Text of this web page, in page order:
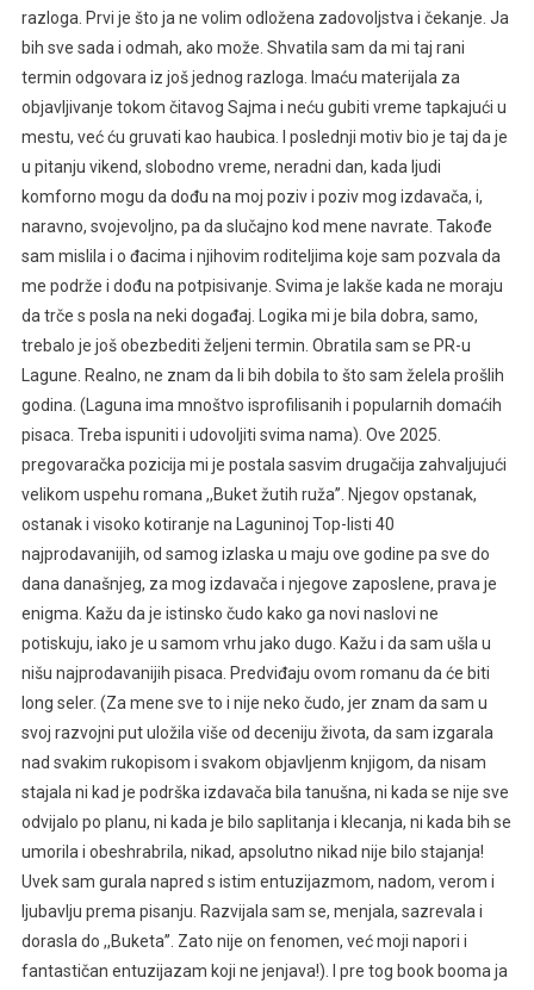
razloga. Prvi je što ja ne volim odložena zadovoljstva i čekanje. Ja
bih sve sada i odmah, ako može. Shvatila sam da mi taj rani
termin odgovara iz još jednog razloga. Imaću materijala za
objavljivanje tokom čitavog Sajma i neću gubiti vreme tapkajući u
mestu, već ću gruvati kao haubica. I poslednji motiv bio je taj da je
u pitanju vikend, slobodno vreme, neradni dan, kada ljudi
komforno mogu da dođu na moj poziv i poziv mog izdavača, i,
naravno, svojevoljno, pa da slučajno kod mene navrate. Takođe
sam mislila i o đacima i njihovim roditeljima koje sam pozvala da
me podrže i dođu na potpisivanje. Svima je lakše kada ne moraju
da trče s posla na neki događaj. Logika mi je bila dobra, samo,
trebalo je još obezbediti željeni termin. Obratila sam se PR-u
Lagune. Realno, ne znam da li bih dobila to što sam želela prošlih
godina. (Laguna ima mnoštvo isprofilisanih i popularnih domaćih
pisaca. Treba ispuniti i udovoljiti svima nama). Ove 2025.
pregovaračka pozicija mi je postala sasvim drugačija zahvaljujući
velikom uspehu romana ,,Buket žutih ruža’’. Njegov opstanak,
ostanak i visoko kotiranje na Laguninoj Top-listi 40
najprodavanijih, od samog izlaska u maju ove godine pa sve do
dana današnjeg, za mog izdavača i njegove zaposlene, prava je
enigma. Kažu da je istinsko čudo kako ga novi naslovi ne
potiskuju, iako je u samom vrhu jako dugo. Kažu i da sam ušla u
nišu najprodavanijih pisaca. Predviđaju ovom romanu da će biti
long seler. (Za mene sve to i nije neko čudo, jer znam da sam u
svoj razvojni put uložila više od deceniju života, da sam izgarala
nad svakim rukopisom i svakom objavljenm knjigom, da nisam
stajala ni kad je podrška izdavača bila tanušna, ni kada se nije sve
odvijalo po planu, ni kada je bilo saplitanja i klecanja, ni kada bih se
umorila i obeshrabrila, nikad, apsolutno nikad nije bilo stajanja!
Uvek sam gurala napred s istim entuzijazmom, nadom, verom i
ljubavlju prema pisanju. Razvijala sam se, menjala, sazrevala i
dorasla do ,,Buketa’’. Zato nije on fenomen, već moji napori i
fantastičan entuzijazam koji ne jenjava!). I pre tog book booma ja